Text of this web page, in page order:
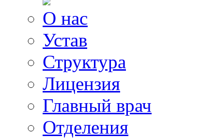
О нас
Устав
Структура
Лицензия
Главный врач
Отделения